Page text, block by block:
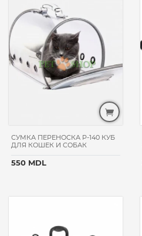
ЦЕНА
БРЕНДЫ
Meejuu
Perseiline
СУМКА ПЕРЕНОСКА P-140 КУБ
ДЛЯ КОШЕК И СОБАК
550 MDL